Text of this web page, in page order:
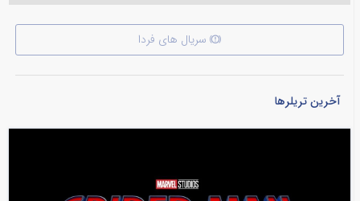
سریال های فردا
آخرین تریلرها